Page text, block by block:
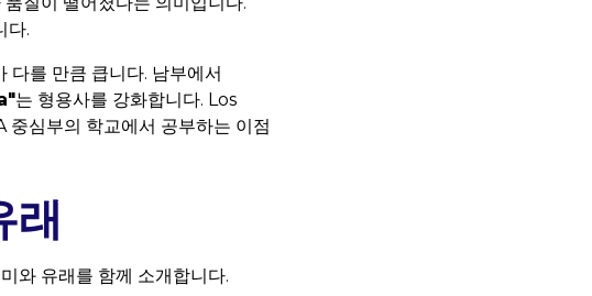
다.
다를 만큼 큽니다. 남부에서
는 형용사를 강화합니다. Los
심부의 학교에서 공부하는 이점
래
와 유래를 함께 소개합니다.